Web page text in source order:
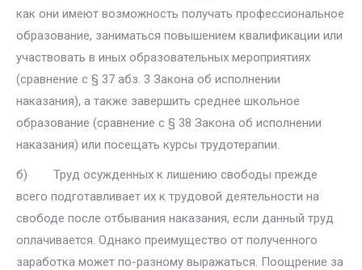
как они имеют возможность полу­чать профессиональное
образование, заниматься повышением квалифи­кации или
участвовать в иных образовательных мероприятиях
(сравне­ние с § 37 абз. 3 Закона об исполнении
наказания), а также завершить среднее школьное
образование (сравнение с § 38 Закона об исполнении
наказания) или посещать курсы трудотерапии.
б) Труд осужденных к лишению свободы прежде
всего подготавлива­ет их к трудовой деятельности на
свободе после отбывания наказания, если данный труд
оплачивается. Однако преимущество от полученного
заработка может по-разному выражаться. Поощрение за